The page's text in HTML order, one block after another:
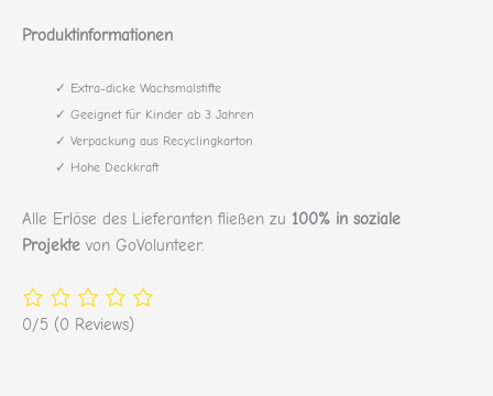
Produktinformationen
✓ Extra-dicke Wachsmalstifte
✓ Geeignet für Kinder ab 3 Jahren
✓ Verpackung aus Recyclingkarton
✓ Hohe Deckkraft
Alle Erlöse des Lieferanten fließen zu 100% in soziale
Projekte von GoVolunteer.
0/5 (0 Reviews)